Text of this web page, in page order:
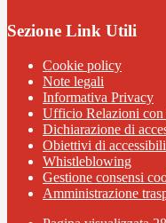
Sezione Link Utili
Cookie policy
Note legali
Informativa Privacy
Ufficio Relazioni
Dichiarazione di
Obiettivi di
Whistleblowing
Gestione consensi
Amministrazione